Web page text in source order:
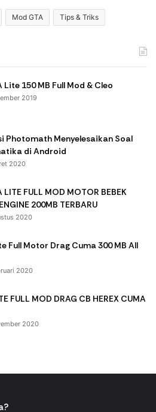
Mod GTA Tips & Triks
Lite 150 MB Full Mod & Cleo
2019
Photomath Menyelesaikan Soal
di Android
2020
LITE FULL MOD MOTOR BEBEK
200MB TERBARU
2020
Full Motor Drag Cuma 300 MB All
2020
FULL MOD DRAG CB HEREX CUMA
2020